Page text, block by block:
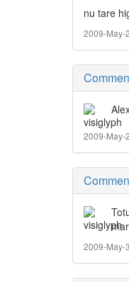
nu tare
2009-May-
2009-May-
2009-May-